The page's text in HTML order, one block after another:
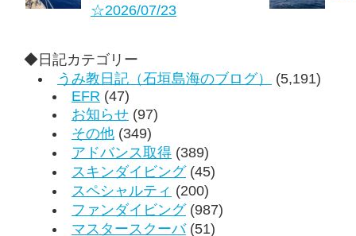
☆2026/07/23
◆日記カテゴリー
うみ教日記（石垣島海のブログ）
(5,191)
EFR (47)
お知らせ (97)
その他 (349)
アドバンス取得 (389)
スキンダイビング(45)
スペシャルティ (200)
ファンダイビング(987)
マスタースクーバ(51)